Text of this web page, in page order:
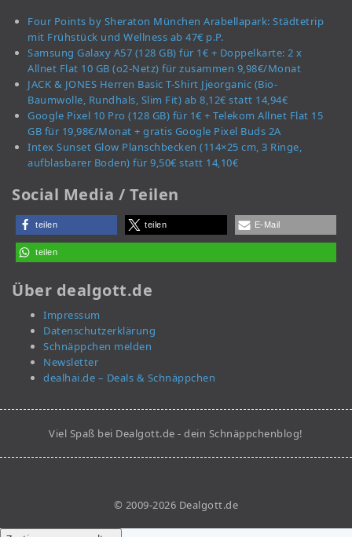
Four Points by Sheraton München Arabellapark: Städtetrip
mit Frühstück und Wellness ab 47€ p.P.
Samsung Galaxy A57 (128 GB) für 1€ + Doppelkarte: 2 x
Allnet Flat 10 GB (o2-Netz) für zusammen 9,98€/Monat
JACK & JONES Herren Basic T-Shirt Jjeorganic (Bio-
Baumwolle, Rundhals, Slim Fit) ab 8,12€ statt 14,94€
Google Pixel 10 Pro (128 GB) für 1€ + Telekom Allnet Flat 15
GB für 19,98€/Monat + gratis Google Pixel Buds 2A
Intex Sunset Glow Planschbecken (114×25 cm, 3 Ringe,
aufblasbarer Boden) für 9,50€ statt 14,10€
Social Media / Teilen
teilen teilen E-Mail
teilen
Über dealgott.de
Impressum
Datenschutzerklärung
Schnäppchen melden
Newsletter
dealhai.de – Deals & Schnäppchen
Viel Spaß bei Dealgott.de - dein Schnäppchenblog!
© 2009-2026 Dealgott.de